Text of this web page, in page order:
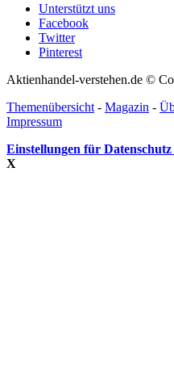
Unterstützt uns
Facebook
Twitter
Pinterest
Aktienhandel-verstehen.de ©
Themenübersicht- Magazin -
Impressum
Einstellungen für
X